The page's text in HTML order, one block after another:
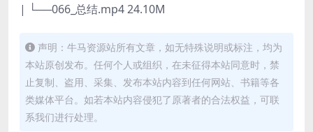
| └──066_总结.mp4 24.10M
声明：牛马资源站所有文章，如无特殊说明或标注，均为
本站原创发布。任何个人或组织，在未征得本站同意时，禁
止复制、盗用、采集、发布本站内容到任何网站、书籍等各
类媒体平台。如若本站内容侵犯了原著者的合法权益，可联
系我们进行处理。